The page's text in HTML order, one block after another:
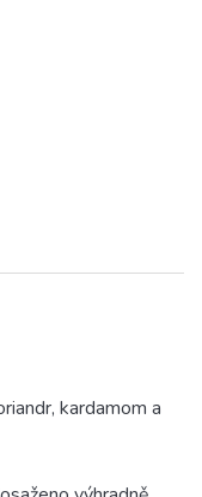
kardamom a